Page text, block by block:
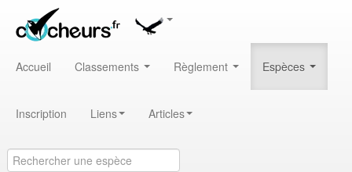
Accueil Classements Règlement Espèces
Inscription Liens Articles